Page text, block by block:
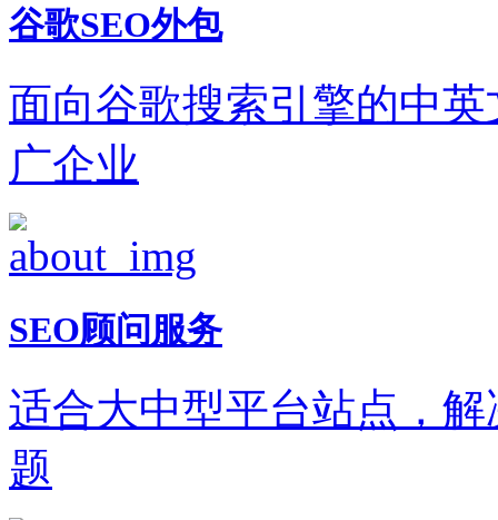
谷歌SEO外包
面向谷歌搜索引擎的中
广企业
SEO顾问服务
适合大中型平台站点，
题